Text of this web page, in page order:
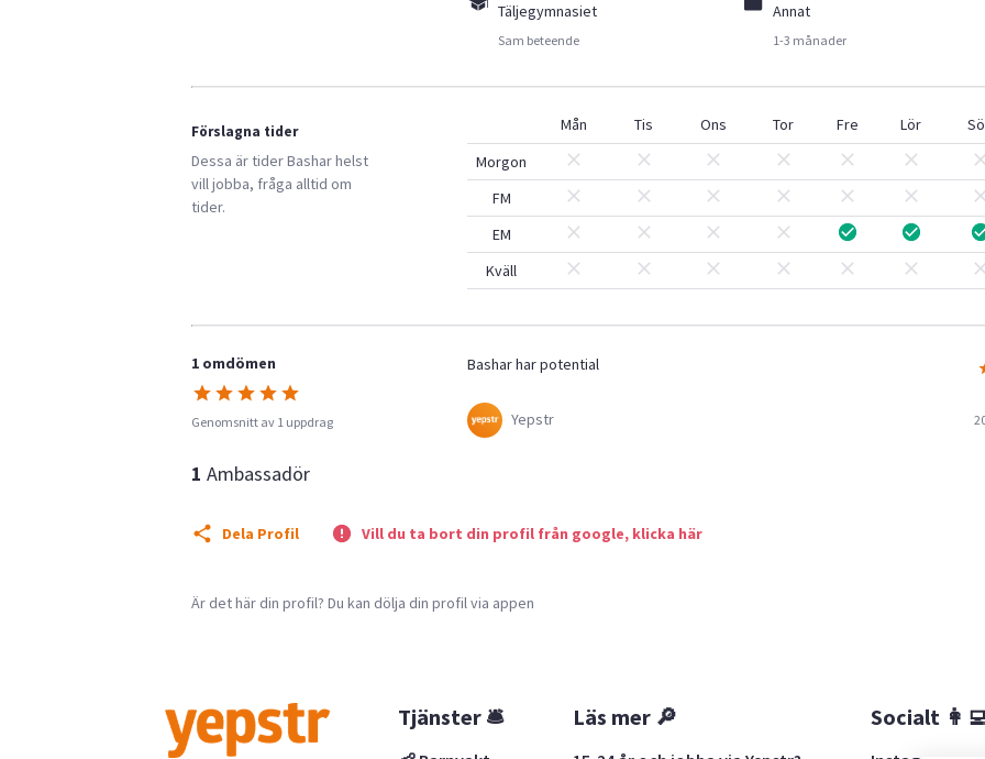
Täljegymnasiet
Sam beteende
Annat
1-3 månader
Förslagna tider
Dessa är tiderBasharhelst
vill jobba, fråga alltid om
tider.
Mån Tis Ons Tor Fre Lör
Morgon
FM
EM
Kväll
1 omdömen
Genomsnitt av 1 uppdrag
1 Ambassadör
Bashar har potential
Yepstr
Dela Profil Vill du ta bort din profil från google, klicka här
Är det här din profil? Du kan dölja din profil via appen
Tjänster 🛎 Läs mer 🔎 Socialt